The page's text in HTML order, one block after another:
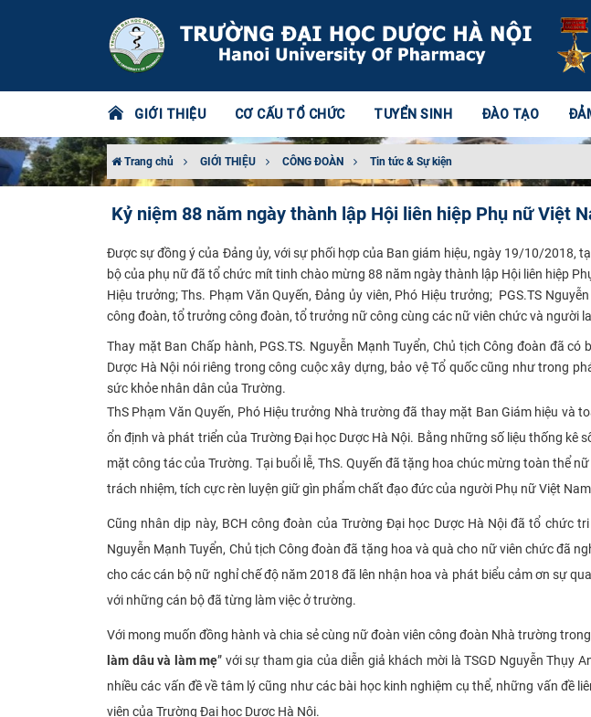
GIỚI THIỆU CƠ CẤU TỔ CHỨC TUYỂN SINH ĐÀO TẠO
Trang chủ GIỚI THIỆU CÔNG ĐOÀN Tin tức & Sự kiện
Kỷ niệm 88 năm ngày thành lập Hội liên hiệp Phụ nữ Việt
Được sự đồng ý của Đảng ủy, với sự phối hợp của Ban giám hiệu, ngày 19/10/2018,
bộ của phụ nữ đã tổ chức mít tinh chào mừng 88 năm ngày thành lập Hội liên hiệp
Hiệu trưởng; Ths. Phạm Văn Quyến, Đảng ủy viên, Phó Hiệu trưởng; PGS.TS
công đoàn, tổ trưởng công đoàn, tổ trưởng nữ công cùng các nữ viên chức và người
Thay mặt Ban Chấp hành, PGS.TS. Nguyễn Mạnh Tuyển, Chủ tịch Công đoàn đã
Dược Hà Nội nói riêng trong công cuộc xây dựng, bảo vệ Tổ quốc cũng như trong
sức khỏe nhân dân của Trường.
ThS Phạm Văn Quyến, Phó Hiệu trưởng Nhà trường đã thay mặt Ban Giám hiệu
ổn định và phát triển của Trường Đại học Dược Hà Nội. Bằng những số liệu thống
mặt công tác của Trường. Tại buổi lễ, ThS. Quyến đã tặng hoa chúc mừng toàn thể
trách nhiệm, tích cực rèn luyện giữ gìn phẩm chất đạo đức của người Phụ nữ Việt
Cũng nhân dịp này, BCH công đoàn của Trường Đại học Dược Hà Nội đã tổ chức
Nguyễn Mạnh Tuyển, Chủ tịch Công đoàn đã tặng hoa và quà cho nữ viên chức đã
cho các cán bộ nữ nghỉ chế độ năm 2018 đã lên nhận hoa và phát biểu cảm ơn sự
với những cán bộ đã từng làm việc ở trường.
Với mong muốn đồng hành và chia sẻ cùng nữ đoàn viên công đoàn Nhà trường
làm dâu và làm mẹ” với sự tham gia của diễn giả khách mời là TSGD Nguyễn Thụy
nhiều các vấn đề về tâm lý cũng như các bài học kinh nghiệm cụ thể, những vấn đề
viên của Trường Đại học Dược Hà Nội.